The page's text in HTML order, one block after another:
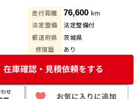
走行距離 76,600 km
法定整備
法定整備付
都道府県
茨城県
修復歴 あり